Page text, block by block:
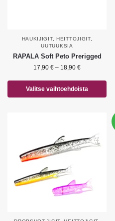
HAUKIJIGIT, HEITTOJIGIT,
UUTUUKSIA
RAPALA Soft Peto Prerigged
17,90 € – 18,90 €
Valitse vaihtoehdoista